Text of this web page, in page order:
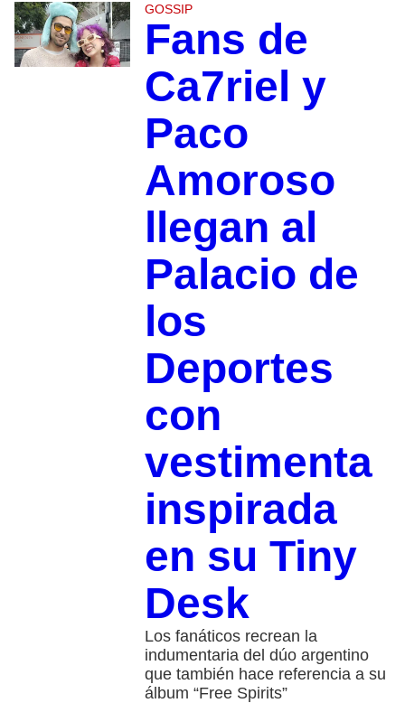
GOSSIP
Fans de
Ca7riel y
Paco
Amoroso
llegan al
Palacio de
los
Deportes
con
vestimenta
inspirada
en su Tiny
Desk
Los fanáticos recrean la
indumentaria del dúo argentino
que también hace referencia a su
álbum “Free Spirits”